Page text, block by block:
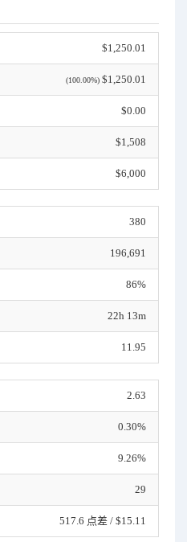
$1,250.01
(100.00%) $1,250.01
$0.00
$1,508
$6,000
380
196,691
86%
22h 13m
11.95
2.63
0.30%
9.26%
29
517.6 点差 / $15.11